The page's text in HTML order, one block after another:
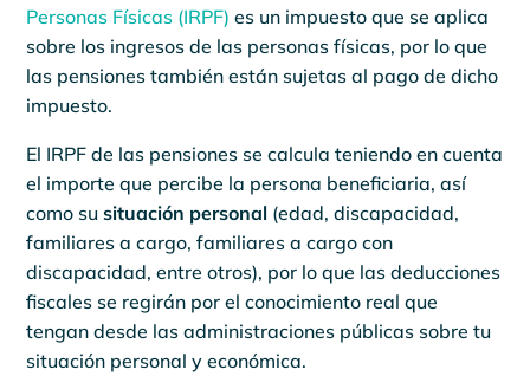
Personas Físicas (IRPF) es un impuesto que se aplica
sobre los ingresos de las personas físicas, por lo que
las pensiones también están sujetas al pago de dicho
impuesto.
El IRPF de las pensiones se calcula teniendo en cuenta
el importe que percibe la persona beneficiaria, así
como susituación personal (edad, discapacidad,
familiares a cargo, familiares a cargo con
discapacidad, entre otros), por lo que las deducciones
fiscales se regirán por el conocimiento real que
tengan desde las administraciones públicas sobre tu
situación personal y económica.